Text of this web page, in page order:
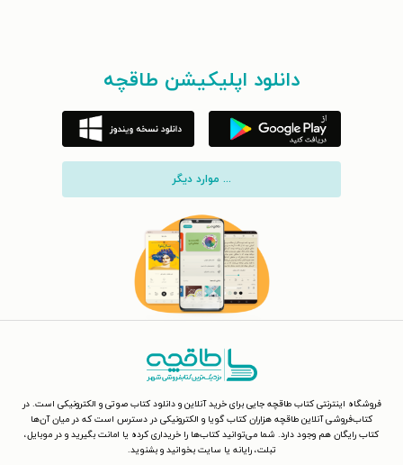
دانلود اپلیکیشن طاقچه
... موارد دیگر
فروشگاه اینترنتی کتاب طاقچه جایی برای خرید آنلاین و دانلود کتاب صوتی و الکترونیکی است. در
کتاب‌فروشی آنلاین طاقچه هزاران کتاب گویا و الکترونیکی در دسترس است که در میان آن‌ها
کتاب رایگان هم وجود دارد. شما می‌توانید کتاب‌ها را خریداری کرده یا امانت بگیرید و در موبایل،
تبلت، رایانه یا سایت بخوانید و بشنوید.